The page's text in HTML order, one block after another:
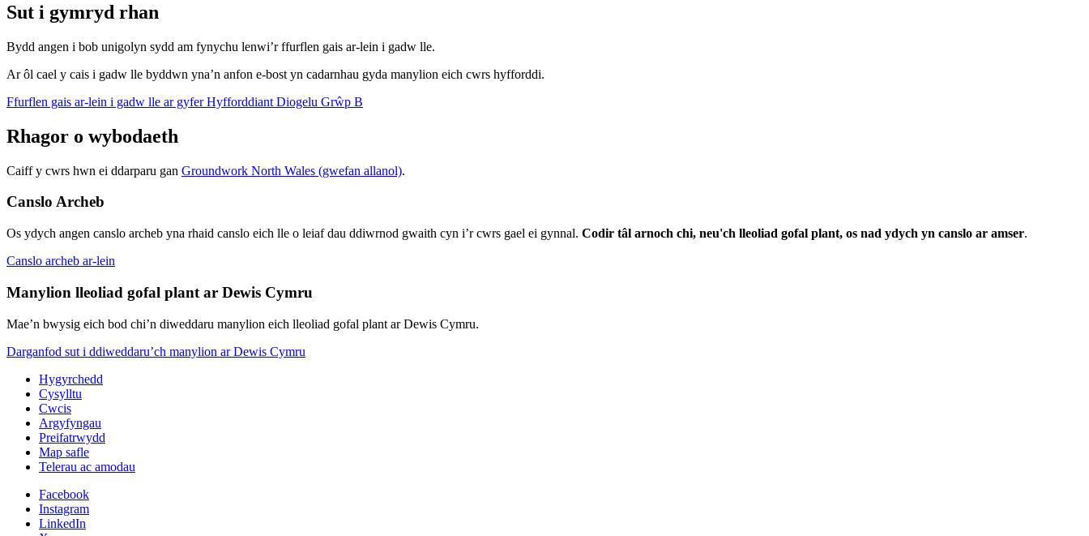
Sut i gymryd rhan
Bydd angen i bob unigolyn sydd am fynychu lenwi’r ffurflen gais ar-lein i gadw lle.
Ar ôl cael y cais i gadw lle byddwn yna’n anfon e-bost yn cadarnhau gyda manylion eich cwrs hyfforddi.
Ffurflen gais ar-lein i gadw lle ar gyfer Hyfforddiant Diogelu Grŵp B
Rhagor o wybodaeth
Caiff y cwrs hwn ei ddarparu gan Groundwork North Wales (gwefan allanol).
Canslo Archeb
Os ydych angen canslo archeb yna rhaid canslo eich lle o leiaf dau ddiwrnod gwaith cyn i’r cwrs gael ei gynnal. Codir tâl arnoch chi, neu'ch lleoliad gofal plant, os nad ydych yn canslo ar amser.
Canslo archeb ar-lein
Manylion lleoliad gofal plant ar Dewis Cymru
Mae’n bwysig eich bod chi’n diweddaru manylion eich lleoliad gofal plant ar Dewis Cymru.
Darganfod sut i ddiweddaru’ch manylion ar Dewis Cymru
Hygyrchedd
Cysylltu
Cwcis
Argyfyngau
Preifatrwydd
Map safle
Telerau ac amodau
Facebook
Instagram
LinkedIn